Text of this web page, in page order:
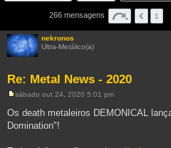
266 mensagens 1
nekronos
Ultra-Metálico(a)
Re: Metal News - 2020
n
s
sábado out 24, 2020 5:01 pm
Os death metaleiros DEMONICAL
Domination"!